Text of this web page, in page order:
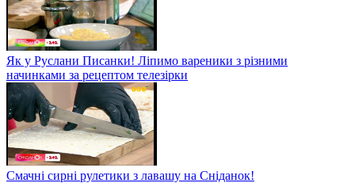
Як у Руслани Писанки! Ліпимо вареники з різними
начинками за рецептом телезірки
Смачні сирні рулетики з лавашу на Сніданок!